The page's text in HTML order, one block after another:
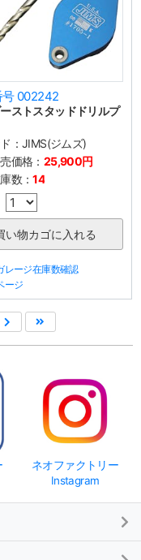
号 002242
ストスタッドドリルプ
： JIMS(ジムズ)
価格： 25,900円
数：14
レージ在庫数確認
ージ
ネオファクトリー
Instagram